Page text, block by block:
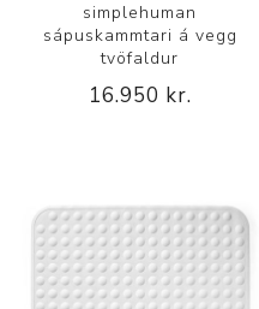
simplehuman
sápuskammtari á vegg
tvöfaldur
16.950 kr.